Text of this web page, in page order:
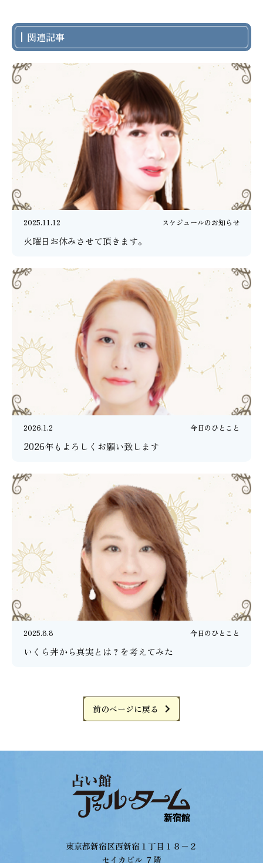
関連記事
2025.11.12 スケジュールのお知らせ
火曜日お休みさせて頂きます。
2026.1.2 今日のひとこと
2026年もよろしくお願い致します
2025.8.8 今日のひとこと
いくら丼から真実とは？を考えてみた
前のページに戻る
東京都新宿区西新宿１丁目１８−２
セイカビル ７階